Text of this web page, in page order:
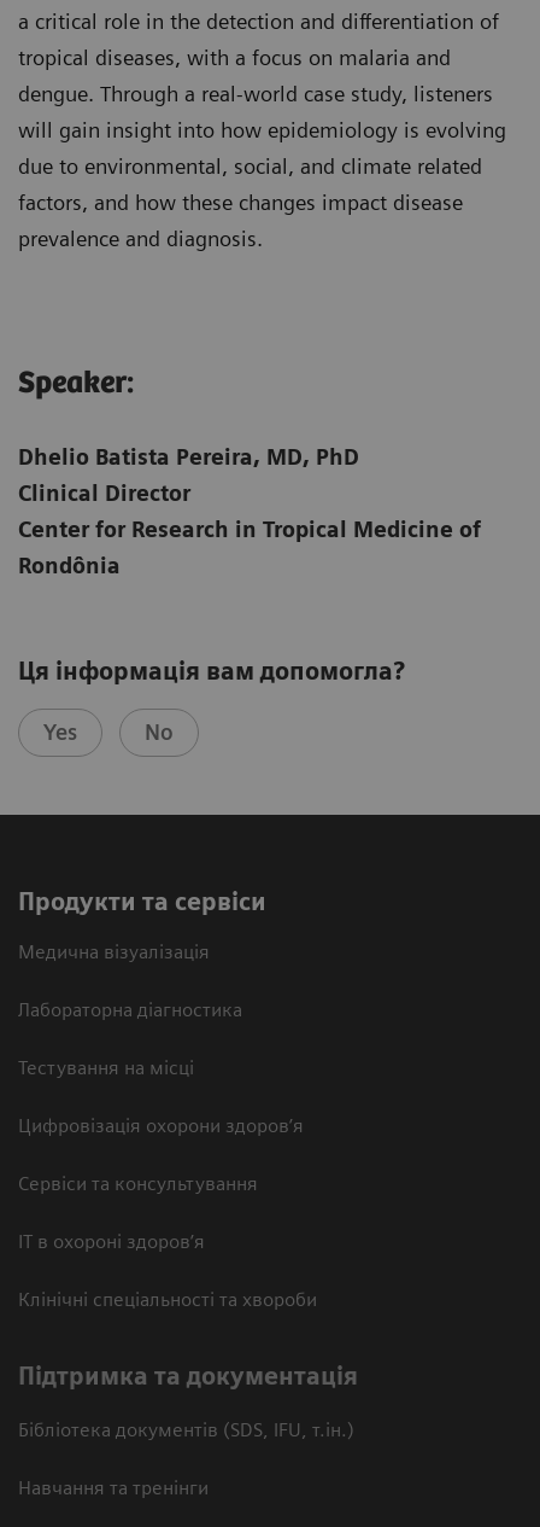
a critical role in the detection and differentiation of
tropical diseases, with a focus on malaria and
dengue. Through a real-world case study, listeners
will gain insight into how epidemiology is evolving
due to environmental, social, and climate related
factors, and how these changes impact disease
prevalence and diagnosis.
Speaker:​
Dhelio Batista Pereira, MD, PhD
Clinical Director
Center for Research in Tropical Medicine of
Rondônia
Ця інформація вам допомогла?
Yes No
Продукти та сервіси
Медична візуалізація
Лабораторна діагностика
Тестування на місці
Цифровізація охорони здоров’я
Сервіси та консультування
ІТ в охороні здоров’я
Клінічні спеціальності та хвороби
Підтримка та документація
Бібліотека документів (SDS, IFU, т.ін.)
Навчання та тренінги